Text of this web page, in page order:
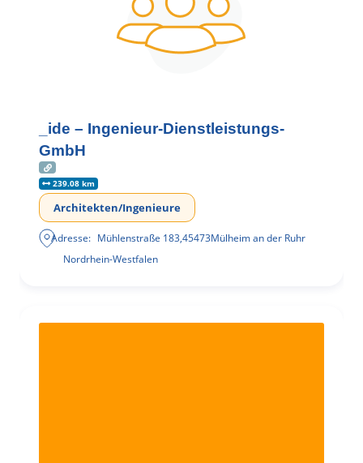
_ide – Ingenieur-Dienstleistungs-
GmbH
239.08 km
Architekten/Ingenieure
Adresse: Mühlenstraße 183,45473Mülheim an der Ruhr
Nordrhein-Westfalen